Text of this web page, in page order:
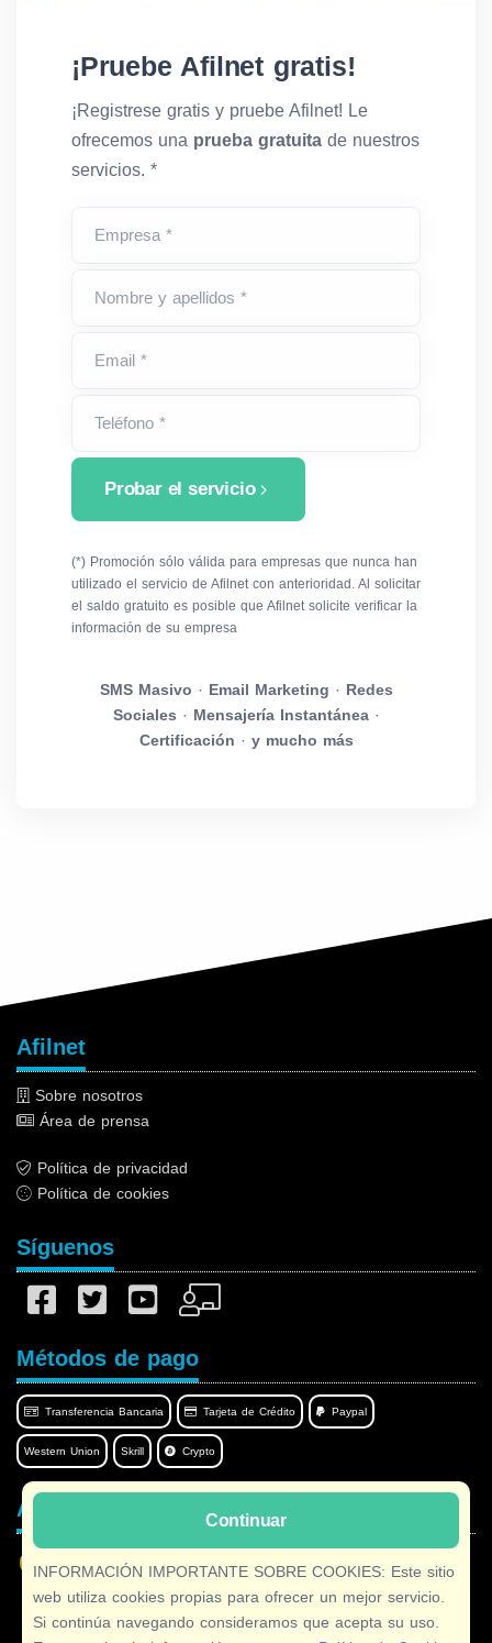
¡Pruebe Afilnet gratis!
¡Registrese gratis y pruebe Afilnet! Le
ofrecemos una prueba gratuita de nuestros
servicios. *
Empresa *
Nombre y apellidos *
Email *
Teléfono *
Probar el servicio
(*) Promoción sólo válida para empresas que nunca han
utilizado el servicio de Afilnet con anterioridad. Al solicitar
el saldo gratuito es posible que Afilnet solicite verificar la
información de su empresa
SMS Masivo · Email Marketing · Redes
Sociales · Mensajería Instantánea·
Certificación · y mucho más
Continuar
INFORMACIÓN IMPORTANTE SOBRE COOKIES: Este sitio
web utiliza cookies propias para ofrecer un mejor servicio.
Si continúa navegando consideramos que acepta su uso.
Afilnet
Sobre nosotros
Área de prensa
Política de privacidad
Política de cookies
Síguenos
Métodos de pago
Transferencia Bancaria Tarjeta de Crédito Paypal
Western Union Skrill Crypto
Afilnet en su idioma
Copyright © 2026 Afilnet· Todos los derechos Reservados